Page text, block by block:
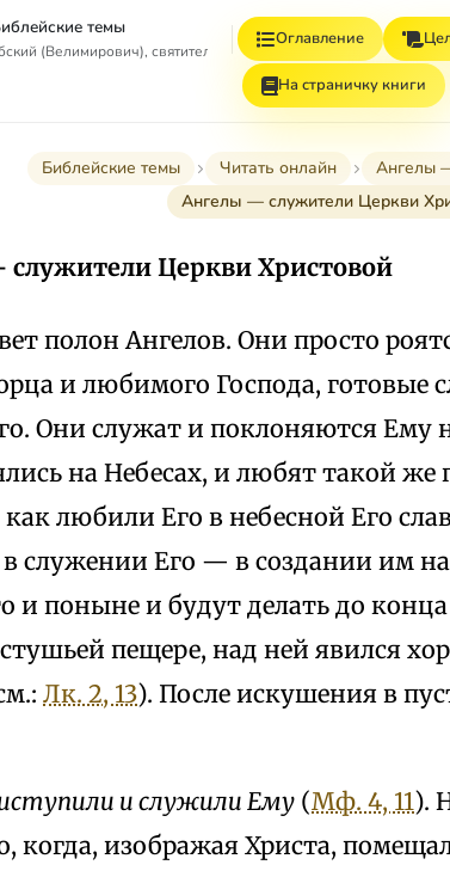
темы
(Велимирович), святитель
Оглавление
На страничку книги
Библейские темы Читать онлайн
Ангелы
Ангелы — служители Церкви
Церкви Христовой
полон Ангелов. Они просто
и любимого Господа, готовые
Они служат и поклоняются Ему
на Небесах, и любят такой
любили Его в небесной Его
служении Его — в создании им
и поныне и будут делать до
пещере, над ней явился
Лк. 2, 13). После искушения в
и служили Ему (Мф. 4, 11).
когда, изображая Христа,